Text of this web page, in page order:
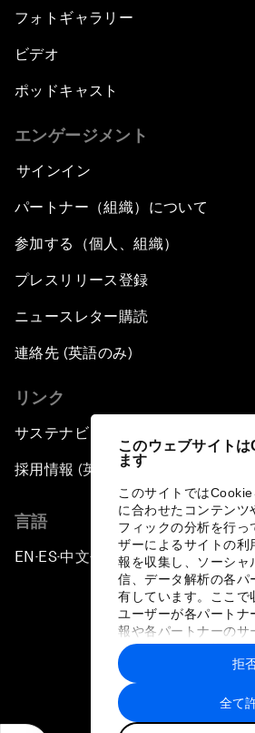
このウェブサイト
ます
このサイトでは
に合わせたコンテンツ
フィックの分析を行っ
ザーによるサイトの利
報を収集し、ソーシャ
信、データ解析の各パ
有しています。ここで
ユーザーが各パートナ
報や各パートナーのサ
に収集された情報と
トナーによって使用さ
す。
全て
拒
フォトギャラリー
ビデオ
ポッドキャスト
エンゲージメント
サインイン
パートナー（組織）について
参加する（個人、組織）
プレスリリース登録
ニュースレター購読
連絡先 (英語のみ)
リンク
サステナビリティへの取り組み
採用情報 (英語のみ)
言語
EN ▪ ES▪中文▪ 日本語
プライバシーポリシー
サイトマップ